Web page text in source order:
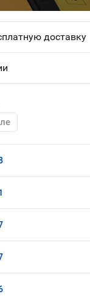
доставку